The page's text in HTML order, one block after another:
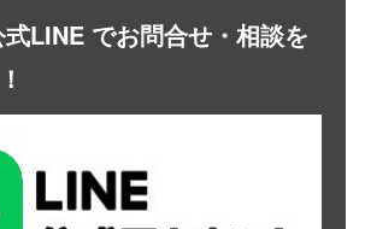
LINE でお問合せ・相談を